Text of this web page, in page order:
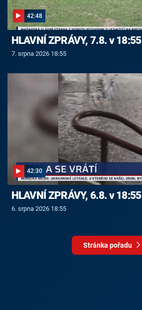
42:48
HLAVNÍ ZPRÁVY, 7.8. v 18:55
7. srpna 2026 18:55
42:30
HLAVNÍ ZPRÁVY, 6.8. v 18:55
6. srpna 2026 18:55
Stránka pořadu